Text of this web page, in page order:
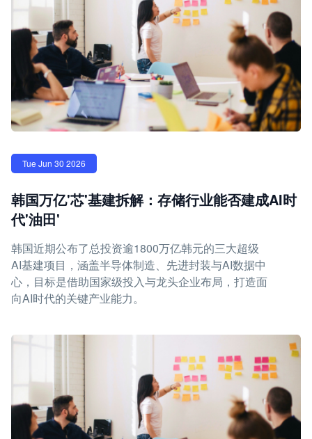
Tue Jun 30 2026
韩国万亿'芯'基建拆解：存储行业能否建成AI时
代'油田'
韩国近期公布了总投资逾1800万亿韩元的三大超级
AI基建项目，涵盖半导体制造、先进封装与AI数据中
心，目标是借助国家级投入与龙头企业布局，打造面
向AI时代的关键产业能力。